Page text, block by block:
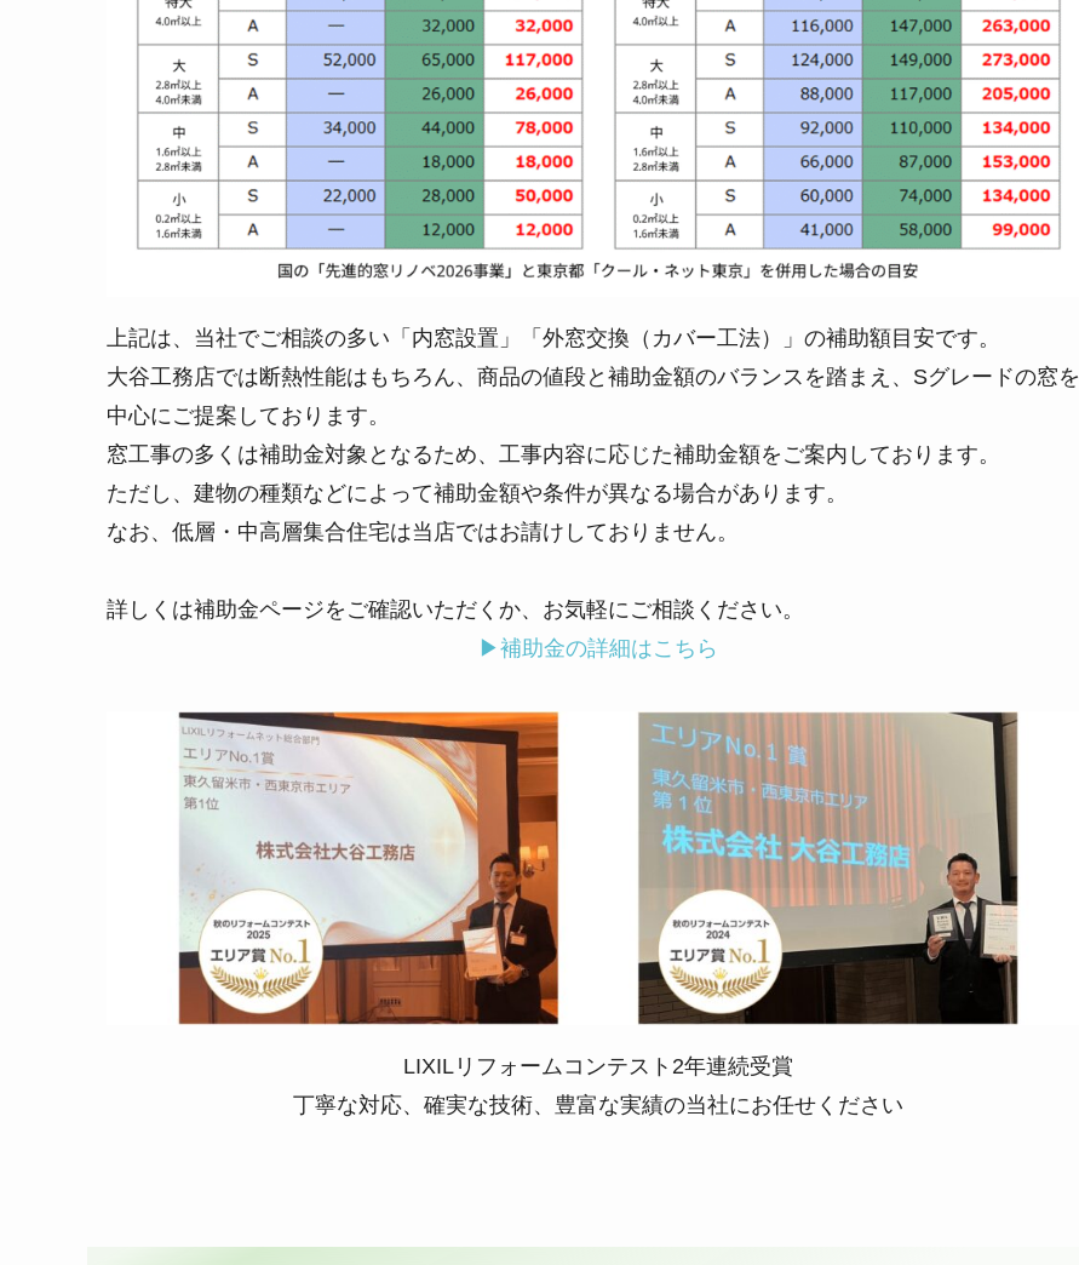
上記は、当社でご相談の多い「内窓設置」「外窓交換（カバー工法）」の補助額目安です。
大谷工務店では断熱性能はもちろん、商品の値段と補助金額のバランスを踏まえ、Sグレードの窓を
中心にご提案しております。
窓工事の多くは補助金対象となるため、工事内容に応じた補助金額をご案内しております。
ただし、建物の種類などによって補助金額や条件が異なる場合があります。
なお、低層・中高層集合住宅は当店ではお請けしておりません。
詳しくは補助金ページをご確認いただくか、お気軽にご相談ください。
▶補助金の詳細はこちら
LIXILリフォームコンテスト2年連続受賞
丁寧な対応、確実な技術、豊富な実績の当社にお任せください